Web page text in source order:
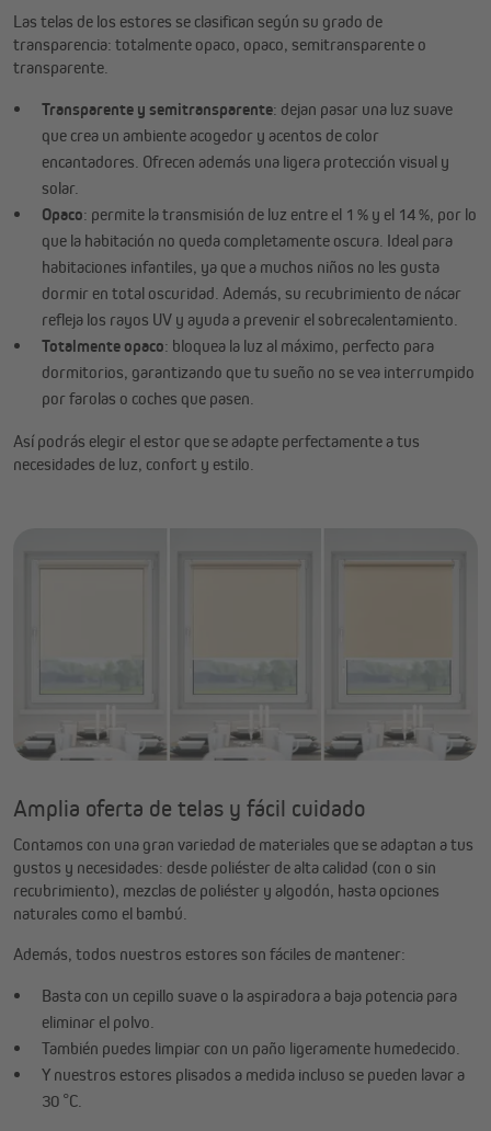
Las telas de los estores se clasifican según su grado de
transparencia: totalmente opaco, opaco, semitransparente o
transparente.
Transparente y semitransparente: dejan pasar una luz suave
que crea un ambiente acogedor y acentos de color
encantadores. Ofrecen además una ligera protección visual y
solar.
Opaco: permite la transmisión de luz entre el 1 % y el 14 %, por lo
que la habitación no queda completamente oscura. Ideal para
habitaciones infantiles, ya que a muchos niños no les gusta
dormir en total oscuridad. Además, su recubrimiento de nácar
refleja los rayos UV y ayuda a prevenir el sobrecalentamiento.
Totalmente opaco: bloquea la luz al máximo, perfecto para
dormitorios, garantizando que tu sueño no se vea interrumpido
por farolas o coches que pasen.
Así podrás elegir el estor que se adapte perfectamente a tus
necesidades de luz, confort y estilo.
Amplia oferta de telas y fácil cuidado
Contamos con una gran variedad de materiales que se adaptan a tus
gustos y necesidades: desde poliéster de alta calidad (con o sin
recubrimiento), mezclas de poliéster y algodón, hasta opciones
naturales como el bambú.
Además, todos nuestros estores son fáciles de mantener:
Basta con un cepillo suave o la aspiradora a baja potencia para
eliminar el polvo.
También puedes limpiar con un paño ligeramente humedecido.
Y nuestros estores plisados a medida incluso se pueden lavar a
30 °C.